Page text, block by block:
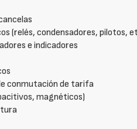
(relés, condensadores, pilotos,
e indicadores
conmutación de tarifa
magnéticos)